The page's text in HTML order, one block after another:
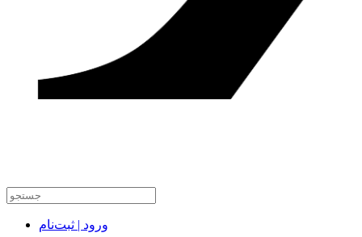
ورود | ثبت‌نام